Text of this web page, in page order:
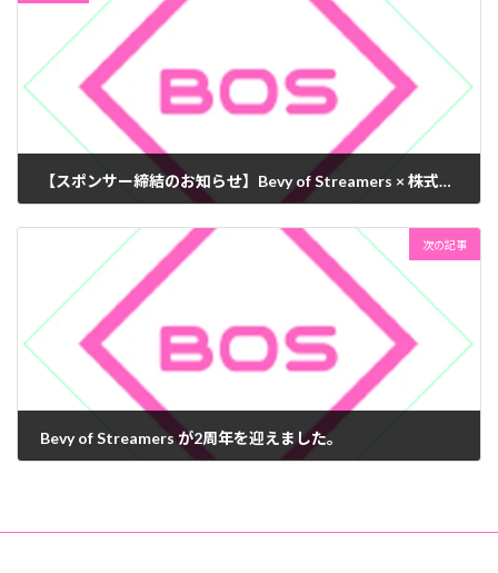
【スポンサー締結のお知らせ】Bevy of Streamers × 株式会社ENGIN様
次の記事
Bevy of Streamers が2周年を迎えました。